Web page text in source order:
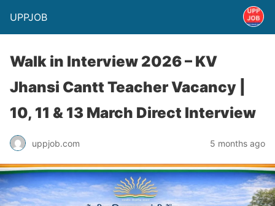
UPPJOB
Walk in Interview 2026 – KV
Jhansi Cantt Teacher Vacancy |
10, 11 & 13 March Direct Interview
uppjob.com 5 months ago